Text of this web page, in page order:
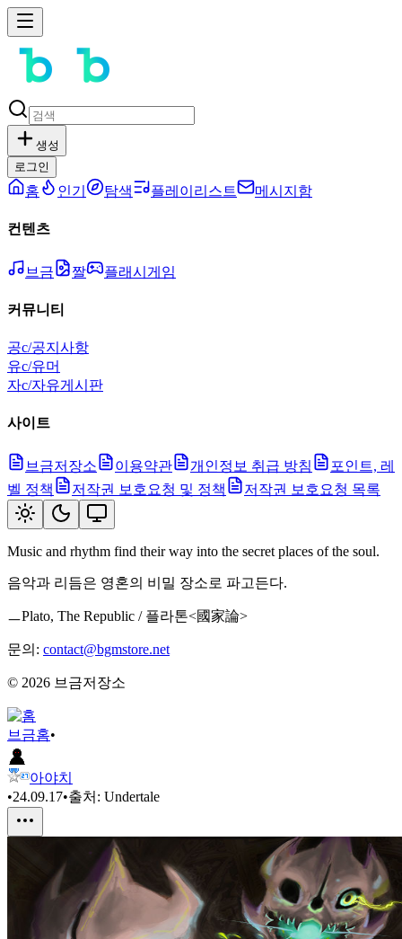
생성
로그인
홈 인기 탐색 플레이리스트 메시지함
컨텐츠
브금 짤 플래시게임
커뮤니티
공c/공지사항
유c/유머
자c/자유게시판
사이트
브금저장소 이용약관 개인정보 취급 방침
포인트, 레
벨 정책
저작권 보호요청 및 정책 저작권 보호요청 목록
Music and rhythm find their way into the secret places of the soul.
음악과 리듬은 영혼의 비밀 장소로 파고든다.
ㅡPlato, The Republic / 플라톤<國家論>
문의: contact@bgmstore.net
© 2026 브금저장소
브금홈•
아야치
•24.09.17•출처: Undertale